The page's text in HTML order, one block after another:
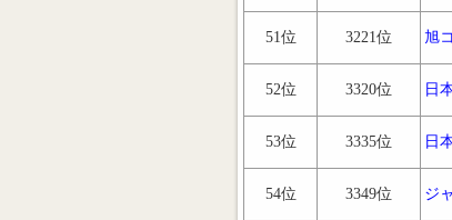
51位 3221位 旭
52位 3320位 日
53位 3335位 日
54位 3349位 ジ